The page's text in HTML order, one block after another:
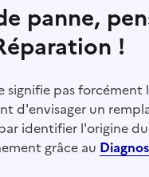
panne,
!
signifie pas forcément
d'envisager un
identifier l'origine du
grâce au